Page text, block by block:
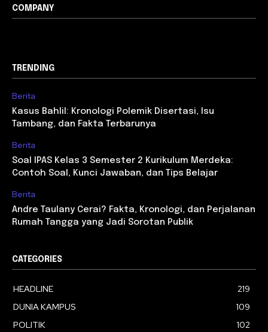
COMPANY
TRENDING
Berita
Kasus Bahlil: Kronologi Polemik Disertasi, Isu
Tambang, dan Fakta Terbarunya
Berita
Soal IPAS Kelas 3 Semester 2 Kurikulum Merdeka:
Contoh Soal, Kunci Jawaban, dan Tips Belajar
Berita
Andre Taulany Cerai? Fakta, Kronologi, dan Perjalanan
Rumah Tangga yang Jadi Sorotan Publik
CATEGORIES
HEADLINE
219
DUNIA KAMPUS
109
POLITIK
102